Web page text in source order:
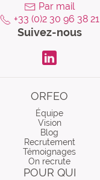
Par mail
+33 (0)2 30 96 38 21
Suivez-nous
ORFEO
Équipe
Vision
Blog
Recrutement
Témoignages
On recrute
POUR QUI